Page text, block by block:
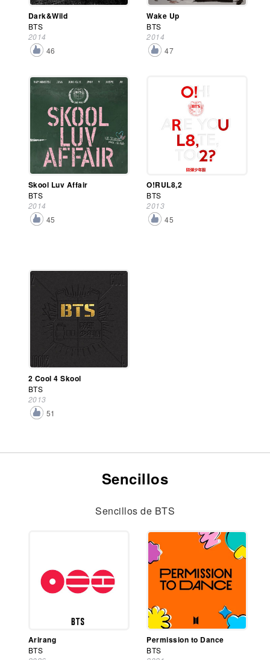
Dark&Wild
BTS
2014
46
Wake Up
BTS
2014
47
Skool Luv Affair
BTS
2014
45
O!RUL8,2
BTS
2013
45
2 Cool 4 Skool
BTS
2013
51
Sencillos
Sencillos de BTS
Arirang
BTS
Permission to Dance
BTS